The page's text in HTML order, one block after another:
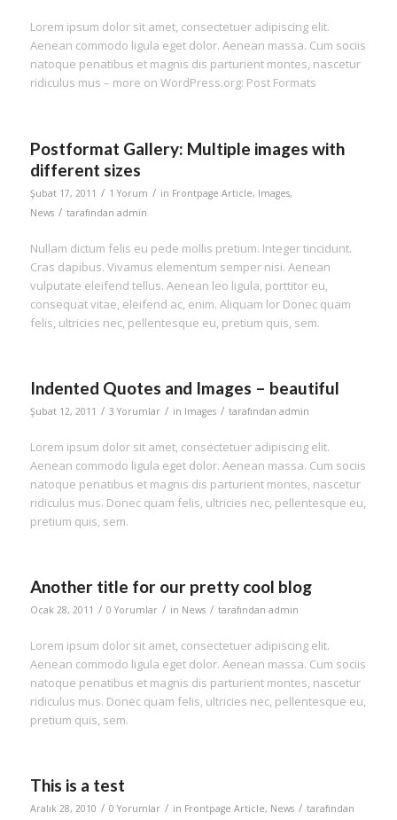
Lorem ipsum dolor sit amet, consectetuer adipiscing elit.
Aenean commodo ligula eget dolor. Aenean massa. Cum sociis
natoque penatibus et magnis dis parturient montes, nascetur
ridiculus mus – more on WordPress.org: Post Formats
Postformat Gallery: Multiple images with
different sizes
Şubat 17, 2011 / 1 Yorum / in Frontpage Article, Images,
News / tarafından admin
Nullam dictum felis eu pede mollis pretium. Integer tincidunt.
Cras dapibus. Vivamus elementum semper nisi. Aenean
vulputate eleifend tellus. Aenean leo ligula, porttitor eu,
consequat vitae, eleifend ac, enim. Aliquam lor Donec quam
felis, ultricies nec, pellentesque eu, pretium quis, sem.
Indented Quotes and Images – beautiful
Şubat 12, 2011 / 3 Yorumlar / in Images / tarafından admin
Lorem ipsum dolor sit amet, consectetuer adipiscing elit.
Aenean commodo ligula eget dolor. Aenean massa. Cum sociis
natoque penatibus et magnis dis parturient montes, nascetur
ridiculus mus. Donec quam felis, ultricies nec, pellentesque eu,
pretium quis, sem.
Another title for our pretty cool blog
Ocak 28, 2011 / 0 Yorumlar / in News / tarafından admin
Lorem ipsum dolor sit amet, consectetuer adipiscing elit.
Aenean commodo ligula eget dolor. Aenean massa. Cum sociis
natoque penatibus et magnis dis parturient montes, nascetur
ridiculus mus. Donec quam felis, ultricies nec, pellentesque eu,
pretium quis, sem.
This is a test
Aralık 28, 2010 / 0 Yorumlar / in Frontpage Article, News / tarafından